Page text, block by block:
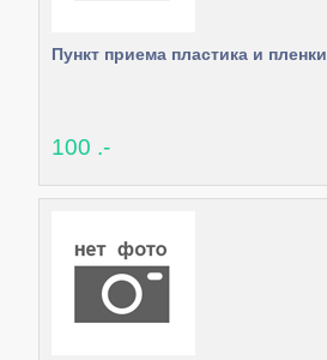
Пункт приема пластика и пленки
100 .-